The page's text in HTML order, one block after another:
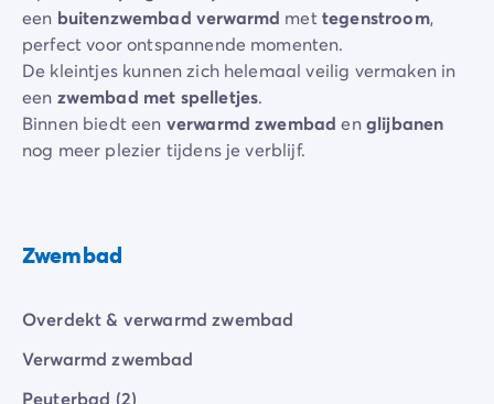
een buitenzwembad verwarmd mettegenstroom,
perfect voor ontspannende momenten.
De kleintjes kunnen zich helemaal veilig vermaken in
een zwembad met spelletjes.
Binnen biedt een verwarmd zwembad englijbanen
nog meer plezier tijdens je verblijf.
Zwembad
Overdekt & verwarmd zwembad
Verwarmd zwembad
Peuterbad (2)